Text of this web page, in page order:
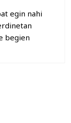
egin nahi
begien